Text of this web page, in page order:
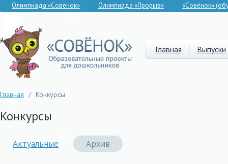
Олимпиада «Совёнок» Олимпиада «Прорыв» «Совёнок»
Главная Выпуски
Главная / Конкурсы
Конкурсы
Актуальные Архив